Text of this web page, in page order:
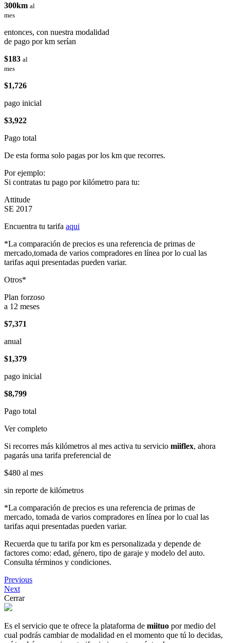
300km al
mes
entonces, con nuestra modalidad
de pago por km serían
$183 al
mes
$1,726
pago inicial
$3,922
Pago total
De esta forma solo pagas por los km que recorres.
Por ejemplo:
Si contratas tu pago por kilómetro para tu:
Attitude
SE 2017
Encuentra tu tarifa aqui
*La comparación de precios es una referencia de primas de
mercado,tomada de varios compradores en línea por lo cual las
tarifas aqui presentadas pueden variar.
Otros*
Plan forzoso
a 12 meses
$7,371
anual
$1,379
pago inicial
$8,799
Pago total
Ver completo
Si recorres más kilómetros al mes activa tu servicio miiflex, ahora
pagarás una tarifa preferencial de
$480 al mes
sin reporte de kilómetros
*La comparación de precios es una referencia de primas de
mercado, tomada de varios compradores en línea por lo cual las
tarifas aqui presentadas pueden variar.
Recuerda que tu tarifa por km es personalizada y depende de
factores como: edad, género, tipo de garaje y modelo del auto.
Consulta términos y condiciones.
Previous
Next
Cerrar
Es el servicio que te ofrece la plataforma de miituo por medio del
cual podrás cambiar de modalidad en el momento que tú lo decidas,